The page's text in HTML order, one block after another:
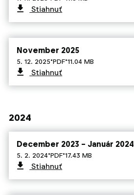
Stiahnuť
November 2025
5. 12. 2025·PDF·11.04 MB
Stiahnuť
2024
December 2023 – Január 2024
5. 2. 2024·PDF·17.43 MB
Stiahnuť